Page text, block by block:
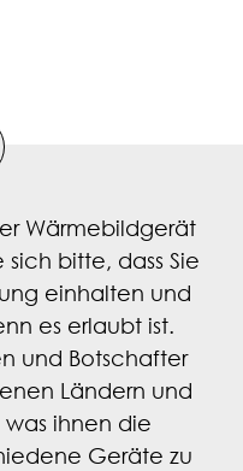
Wärmebildgerät
sich bitte, dass Sie
einhalten und
es erlaubt ist.
und Botschafter
Ländern und
ihnen die
Geräte zu